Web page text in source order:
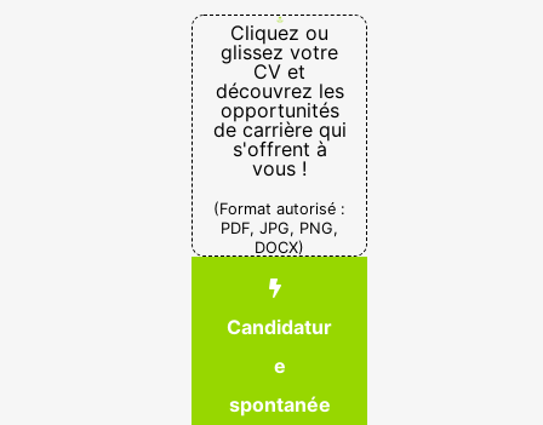
Cliquez ou
glissez votre
CV et
découvrez les
opportunités
de carrière qui
s'offrent à
vous !
(Format autorisé :
PDF, JPG, PNG,
DOCX)
Candidatur
e
spontanée